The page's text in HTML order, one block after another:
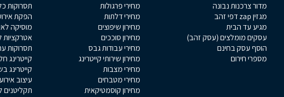
מדור צרכנות נבונה
מגזין zap דפי זהב
מגיע עד הבית
עסקים מומלצים (עסק זהב)
הוסף עסק בחינם
מספרי חירום
מחירי פרגולות
מחירי דלתות
מחירון שיפוצים
מחירון סוככים
מחירי עבודות גבס
מחירון שירותי קייטרינג
מחירי מצבות
מחירי מטבחים
מחירון קוסמטיקאית
תסרוקות
הפקת
מוסיקה
אטרקציות
תסרוקות
קייטרינג
קייטרינג
עיצוב
תקליטנים